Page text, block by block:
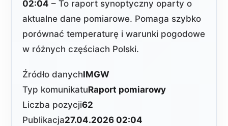
02:04 – To raport synoptyczny oparty o
aktualne dane pomiarowe. Pomaga szybko
porównać temperaturę i warunki pogodowe
w różnych częściach Polski.
Źródło danychIMGW
Typ komunikatuRaport pomiarowy
Liczba pozycji62
Publikacja27.04.2026 02:04